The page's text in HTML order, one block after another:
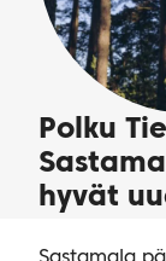
Polku
hyvät